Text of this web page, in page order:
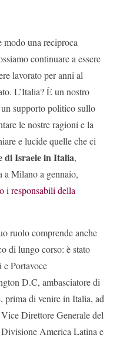
una reciproca
continuare a essere
lavorato per anni al
L’Italia? È un nostro
supporto politico sullo
le nostre ragioni e la
e lucide quelle che ci
di Israele in Italia,
a Milano a gennaio,
i responsabili della
ruolo comprende anche
di lungo corso: è stato
Portavoce
D.C, ambasciatore di
prima di venire in Italia, ad
Direttore Generale del
America Latina e